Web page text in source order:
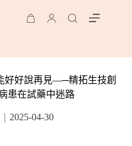
好說再見—─精拓生技創
患在試藥中迷路
2025-04-30